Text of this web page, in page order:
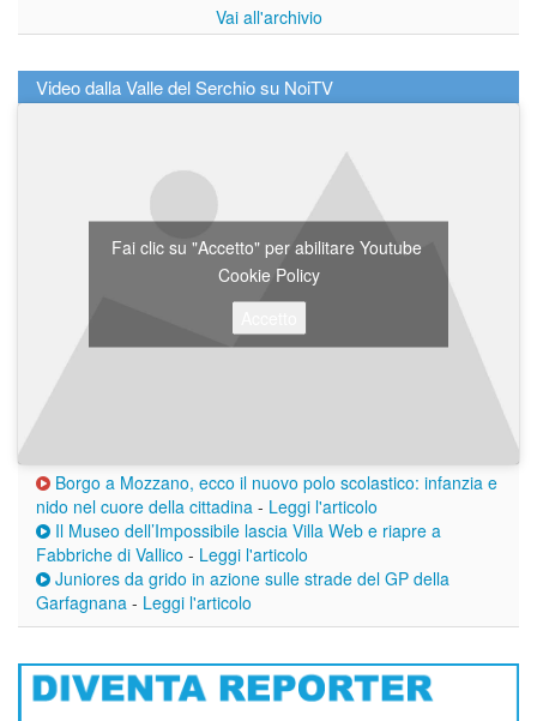
Vai all'archivio
Video dalla Valle del Serchio su NoiTV
Fai clic su "Accetto" per abilitare Youtube
Cookie Policy
Borgo a Mozzano, ecco il nuovo polo scolastico: infanzia e
nido nel cuore della cittadina - Leggi l'articolo
Il Museo dell’Impossibile lascia Villa Web e riapre a
Fabbriche di Vallico - Leggi l'articolo
Juniores da grido in azione sulle strade del GP della
Garfagnana - Leggi l'articolo